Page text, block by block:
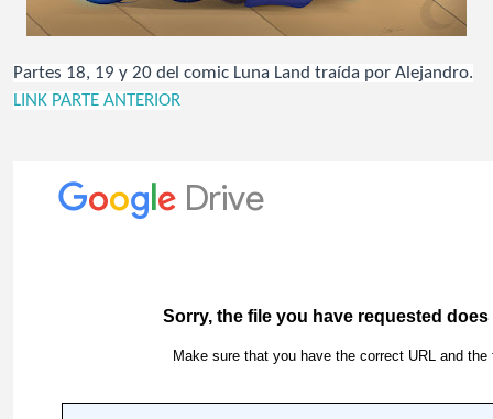
Partes 18, 19 y 20 del comic Luna Land traída por Alejandro.
LINK PARTE ANTERIOR